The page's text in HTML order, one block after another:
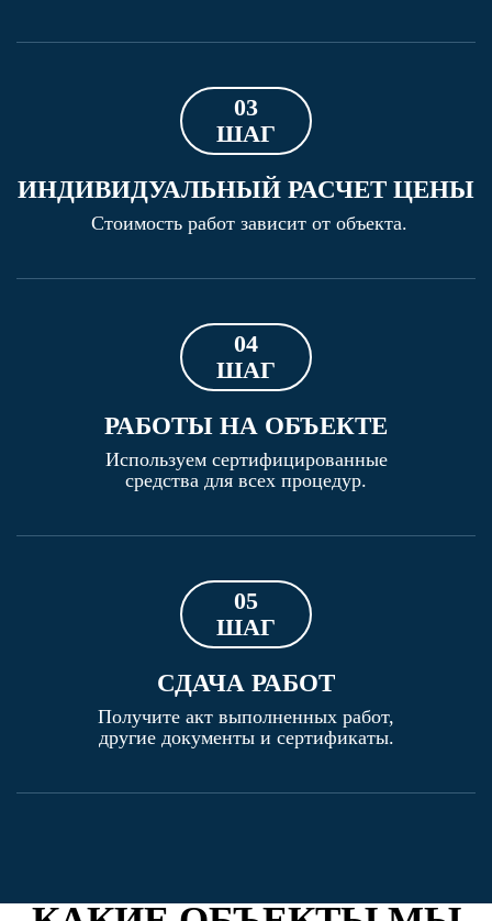
03
ШАГ
ИНДИВИДУАЛЬНЫЙ РАСЧЕТ ЦЕНЫ
Стоимость работ зависит от объекта.
04
ШАГ
РАБОТЫ НА ОБЪЕКТЕ
Используем сертифицированные
средства для всех процедур.
05
ШАГ
СДАЧА РАБОТ
Получите акт выполненных работ,
другие документы и сертификаты.